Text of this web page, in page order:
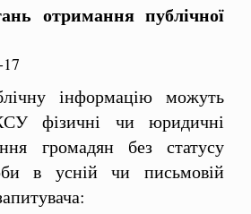
отримання публічної
інформацію можуть
фізичні чи юридичні
громадян без статусу
в усній чи письмовій